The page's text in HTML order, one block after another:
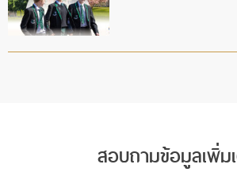
สอบถามข้อมูลเพิ่ม